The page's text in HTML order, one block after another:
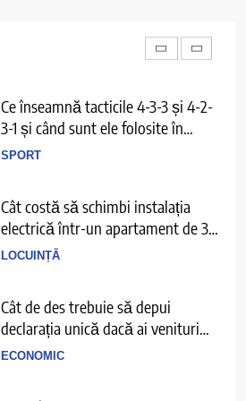
Ce înseamnă tacticile 4-3-3 și 4-2-
3-1 și când sunt ele folosite în
fotbal?
SPORT
Cât costă să schimbi instalația
electrică într-un apartament de 3
camere
LOCUINȚĂ
Cât de des trebuie să depui
declarația unică dacă ai venituri
independente
ECONOMIC